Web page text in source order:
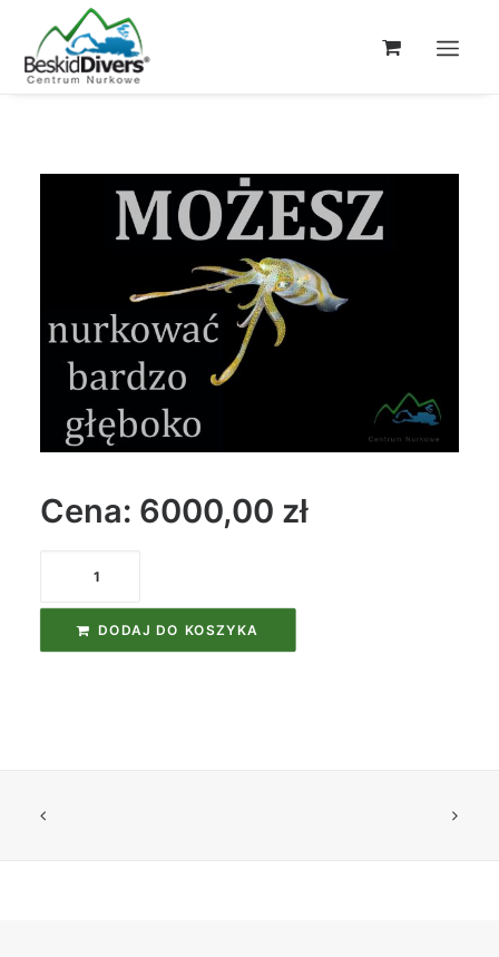
Cena: 6000,00 zł
Instruktora
Nurkowania
DODAJ DO KOSZYKA